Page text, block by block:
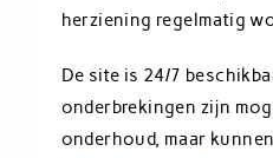
herziening regelmatig
De site is 24/7
onderbrekingen zijn
onderhoud, maar